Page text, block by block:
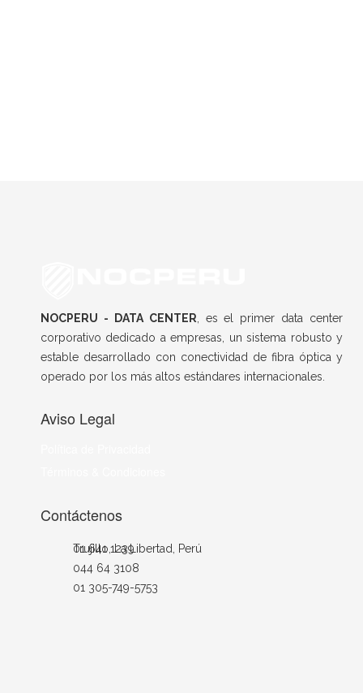
NOCPERU - DATA CENTER , es el primer data center
corporativo dedicado a empresas, un sistema robusto y
estable desarrollado con conectividad de fibra óptica y
operado por los más altos estándares internacionales.
Aviso Legal
Contáctenos
Trujillo, La Libertad, Perú
01 641 1239
044 64 3108
01 305-749-5753